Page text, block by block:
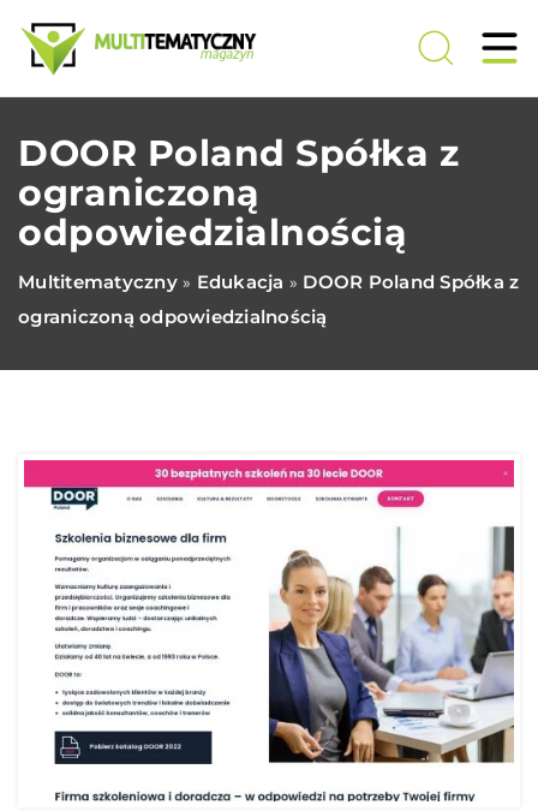
DOOR Poland Spółka z
ograniczoną
odpowiedzialnością
Multitematyczny» Edukacja » DOOR Poland Spółka z
ograniczoną odpowiedzialnością